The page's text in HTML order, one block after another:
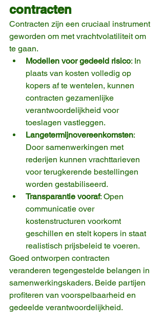
contracten
Contracten zijn een cruciaal instrument
geworden om met vrachtvolatiliteit om
te gaan.
Modellen voor gedeeld risico: In
plaats van kosten volledig op
kopers af te wentelen, kunnen
contracten gezamenlijke
verantwoordelijkheid voor
toeslagen vastleggen.
Langetermijnovereenkomsten:
Door samenwerkingen met
rederijen kunnen vrachttarieven
voor terugkerende bestellingen
worden gestabiliseerd.
Transparantie vooraf: Open
communicatie over
kostenstructuren voorkomt
geschillen en stelt kopers in staat
realistisch prijsbeleid te voeren.
Goed ontworpen contracten
veranderen tegengestelde belangen in
samenwerkingskaders. Beide partijen
profiteren van voorspelbaarheid en
gedeelde verantwoordelijkheid.